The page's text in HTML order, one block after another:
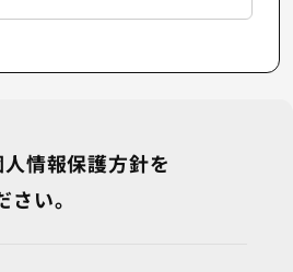
情報保護方針を
い。